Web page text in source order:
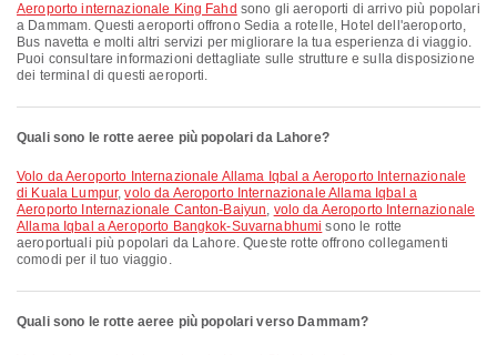
Aeroporto internazionale King Fahd sono gli aeroporti di arrivo più popolari
a Dammam. Questi aeroporti offrono Sedia a rotelle, Hotel dell'aeroporto,
Bus navetta e molti altri servizi per migliorare la tua esperienza di viaggio.
Puoi consultare informazioni dettagliate sulle strutture e sulla disposizione
dei terminal di questi aeroporti.
Quali sono le rotte aeree più popolari da Lahore?
volo da Aeroporto Internazionale Allama Iqbal a Aeroporto Internazionale
di Kuala Lumpur,volo da Aeroporto Internazionale Allama Iqbal a
Aeroporto Internazionale Canton-Baiyun, volo da Aeroporto Internazionale
Allama Iqbal a Aeroporto Bangkok-Suvarnabhumi sono le rotte
aeroportuali più popolari da Lahore. Queste rotte offrono collegamenti
comodi per il tuo viaggio.
Quali sono le rotte aeree più popolari verso Dammam?